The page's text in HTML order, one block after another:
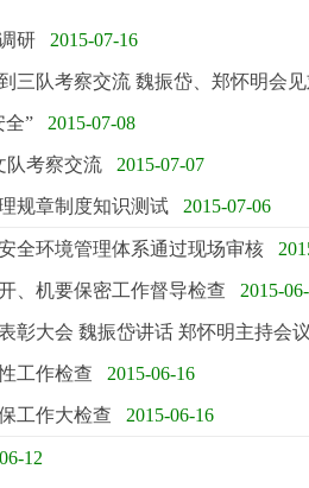
研 2015-07-16
三队考察交流 魏振岱、郑怀明会
全” 2015-07-08
队考察交流 2015-07-07
规章制度知识测试 2015-07-06
全环境管理体系通过现场审核
、机要保密工作督导检查 2015-
彰大会 魏振岱讲话 郑怀明主持会
工作检查 2015-06-16
工作大检查 2015-06-16
12